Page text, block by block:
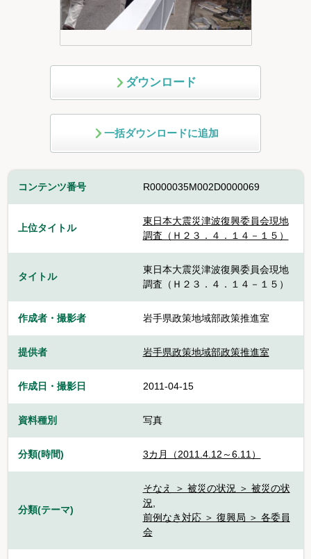
ダウンロード
一括ダウンロードに追加
コンテンツ番号 R0000035M002D0000069
上位タイトル
東日本大震災津波復興委員会現地
調査（Ｈ２３．４．１４－１５）
タイトル
東日本大震災津波復興委員会現地
調査（Ｈ２３．４．１４－１５）
作成者・撮影者 岩手県政策地域部政策推進室
提供者 岩手県政策地域部政策推進室
作成日・撮影日 2011-04-15
資料種別 写真
分類(時間) 3カ月（2011.4.12～6.11）
分類(テーマ)
そなえ ＞ 被災の状況 ＞ 被災の状
況,
前例なき対応 ＞ 復興局 ＞ 各委員
会